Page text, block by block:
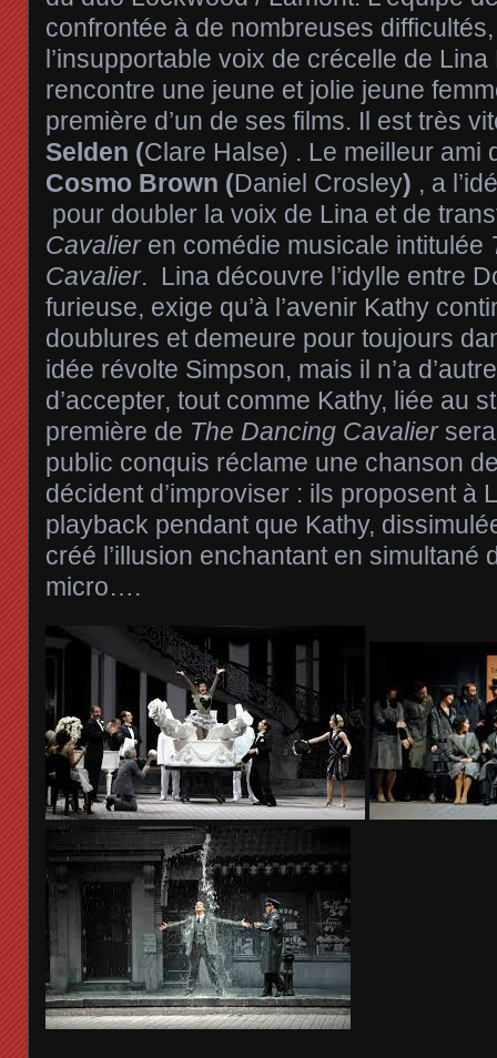
confrontée à de nombreuses
l’insupportable voix de crécelle de
rencontre une jeune et jolie jeune
première d’un de ses films. Il est très
Selden (Clare Halse) . Le meilleur ami
Cosmo Brown (Daniel Crosley) , a
pour doubler la voix de Lina et de
Cavalieren comédie musicale intitulée
Cavalier. Lina découvre l’idylle entre
furieuse, exige qu’à l’avenir Kathy
doublures et demeure pour toujours
idée révolte Simpson, mais il n’a
d’accepter, tout comme Kathy, liée au
première de The Dancing Cavaliersera
public conquis réclame une chanson
décident d’improviser : ils proposent à
playback pendant que Kathy,
créé l’illusion enchantant en simultané
micro….